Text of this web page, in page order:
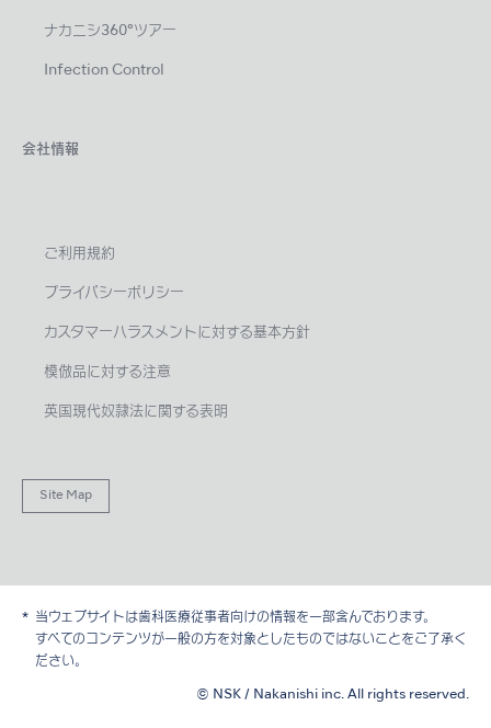
ナカニシ360°ツアー
Infection Control
会社情報
ご利用規約
プライバシーポリシー
カスタマーハラスメントに対する基本方針
模倣品に対する注意
英国現代奴隷法に関する表明
Site Map
当ウェブサイトは歯科医療従事者向けの情報を一部含んでおります。
すべてのコンテンツが一般の方を対象としたものではないことをご了承く
ださい。
© NSK / Nakanishi inc. All rights reserved.